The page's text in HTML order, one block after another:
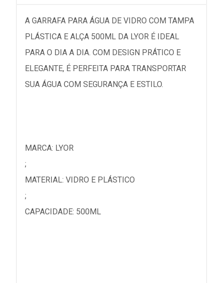
A GARRAFA PARA ÁGUA DE VIDRO COM TAMPA
PLÁSTICA E ALÇA 500ML DA LYOR É IDEAL
PARA O DIA A DIA. COM DESIGN PRÁTICO E
ELEGANTE, É PERFEITA PARA TRANSPORTAR
SUA ÁGUA COM SEGURANÇA E ESTILO.
MARCA: LYOR
;
MATERIAL: VIDRO E PLÁSTICO
;
CAPACIDADE: 500ML